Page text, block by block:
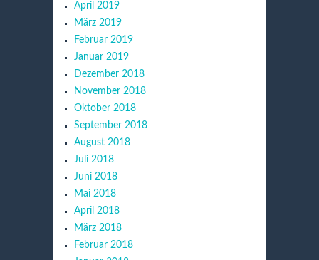
April 2019
März 2019
Februar 2019
Januar 2019
Dezember 2018
November 2018
Oktober 2018
September 2018
August 2018
Juli 2018
Juni 2018
Mai 2018
April 2018
März 2018
Februar 2018